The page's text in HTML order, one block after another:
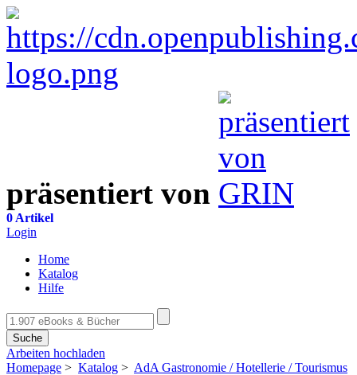
präsentiert von
0 Artikel
Login
Home
Katalog
Hilfe
Suche
Arbeiten hochladen
Homepage > Katalog > AdA Gastronomie / Hotellerie / Tourismus